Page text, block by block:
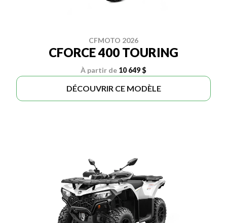
CFMOTO 2026
CFORCE 400 TOURING
À partir de 10 649 $
DÉCOUVRIR CE MODÈLE